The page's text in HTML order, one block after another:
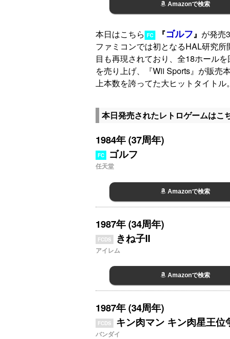
Amazonで検索
本日はこちら FC 『ゴルフ』 が発売
ファミコンでは初となるHAL研究
目も再現されており、全18ホール
を売り上げ、『Wii Sports』が販売
上本数を誇ってた大ヒットタイトル
本日発売されたレトロゲームはこ
1984年 (37周年)
FC ゴルフ
任天堂
Amazonで検索
1987年 (34周年)
FCDS きね子II
アイレム
Amazonで検索
1987年 (34周年)
FCDS キン肉マン キン肉星王位
バンダイ